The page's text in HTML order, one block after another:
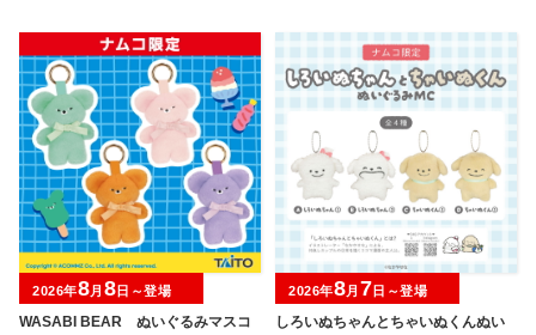
WASABI BEAR ぬいぐるみマスコ
2026年8月 8日～登場
しろいぬちゃんとちゃいぬくんぬい
2026年8月 7日～登場